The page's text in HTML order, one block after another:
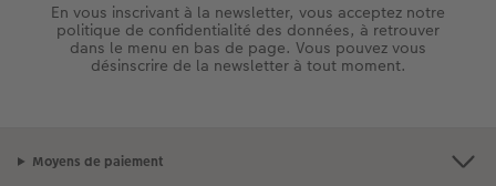
En vous inscrivant à la newsletter, vous acceptez notre
politique de confidentialité des données, à retrouver
dans le menu en bas de page. Vous pouvez vous
désinscrire de la newsletter à tout moment.
Moyens de paiement